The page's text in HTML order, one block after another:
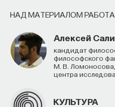
НАД МАТЕРИАЛОМ
Алексей
Кандидат философских наук, тьютор
философского
М. В.
центра
КУЛЬТУРА